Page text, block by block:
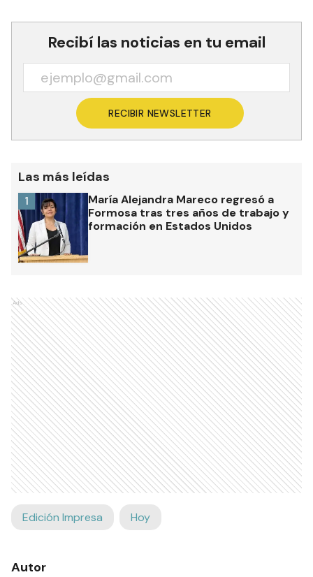
Recibí las noticias en tu email
RECIBIR NEWSLETTER
Las más leídas
María Alejandra Mareco regresó a
Formosa tras tres años de trabajo y
formación en Estados Unidos
1
Ads
Edición Impresa Hoy
Autor